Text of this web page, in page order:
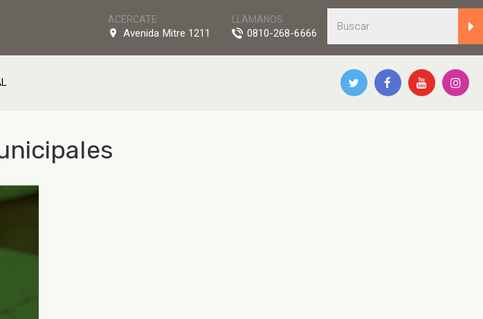
LLAMANOS
0810-268-6666
ACERCATE
Avenida Mitre 1211